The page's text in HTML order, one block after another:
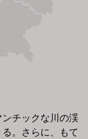
チックな川の渓
。さらに、もて